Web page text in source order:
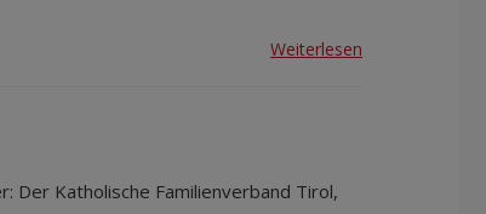
Weiterlesen
Der Katholische Familienverband Tirol,